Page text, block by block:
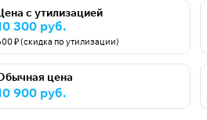
с утилизацией
300 руб.
₽ (скидка по утилизации)
цена
900 руб.